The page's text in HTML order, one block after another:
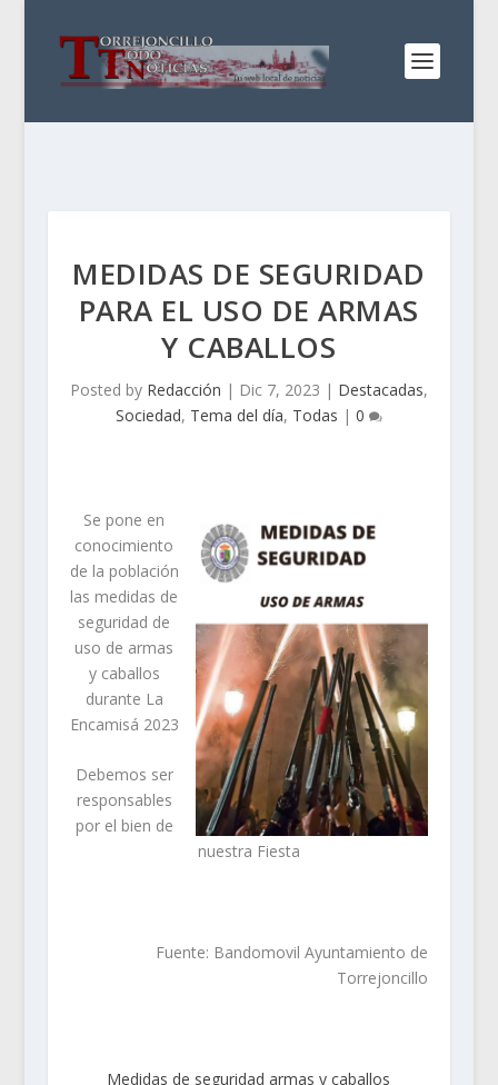
MEDIDAS DE SEGURIDAD
PARA EL USO DE ARMAS
Y CABALLOS
Posted by Redacción | Dic 7, 2023 | Destacadas,
Sociedad, Tema del día, Todas | 0
Se pone en
conocimiento
de la población
las medidas de
seguridad de
uso de armas
y caballos
durante La
Encamisá 2023
Debemos ser
responsables
por el bien de
nuestra Fiesta
Fuente: Bandomovil Ayuntamiento de
Torrejoncillo
Medidas de seguridad armas y caballos